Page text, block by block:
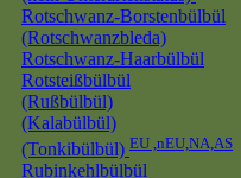
Rotschwanz-Borstenbülbül
(Rotschwanzbleda)
Rotschwanz-Haarbülbül
Rotsteißbülbül
(Rußbülbül)
(Kalabülbül)
(Tonkibülbül) EU ,nEU,NA,AS
Rubinkehlbülbül